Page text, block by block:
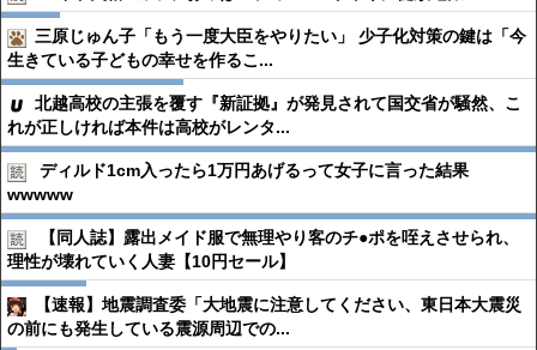
三原じゅん子「もう一度大臣をやりたい」 少子化対策の鍵は「今
生きている子どもの幸せを作るこ...
北越高校の主張を覆す『新証拠』が発見されて国交省が騒然、こ
れが正しければ本件は高校がレンタ...
ディルド1cm入ったら1万円あげるって女子に言った結果
wwwww
【同人誌】露出メイド服で無理やり客のチ●︎ポを咥えさせられ、
理性が壊れていく人妻【10円セール】
【速報】地震調査委「大地震に注意してください、東日本大震災
の前にも発生している震源周辺での...